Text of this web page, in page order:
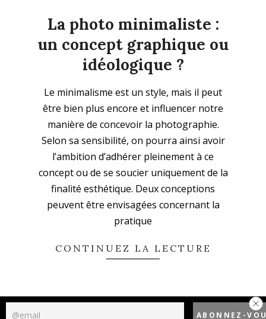
La photo minimaliste :
un concept graphique ou
idéologique ?
12-
08
Le minimalisme est un style, mais il peut
être bien plus encore et influencer notre
manière de concevoir la photographie.
Selon sa sensibilité, on pourra ainsi avoir
l’ambition d’adhérer pleinement à ce
concept ou de se soucier uniquement de la
finalité esthétique. Deux conceptions
peuvent être envisagées concernant la
pratique
CONTINUEZ LA LECTURE